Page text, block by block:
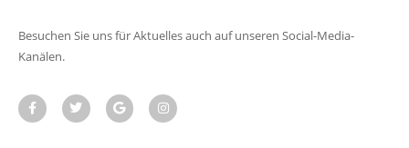
Besuchen Sie uns für Aktuelles auch auf unseren Social-Media-
Kanälen.